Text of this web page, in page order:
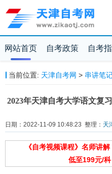
网站首页 自考政策 自考
当前位置: 天津自考网 > 串讲笔
2023年天津自考大学语文复
日期：2022-11-09 10:48:23 整理： 天
《自考视频课程》名师讲
低至199元/科